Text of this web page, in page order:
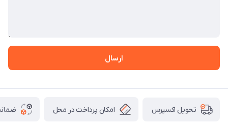
ارسال
تحویل اکسپرس امکان پرداخت در محل